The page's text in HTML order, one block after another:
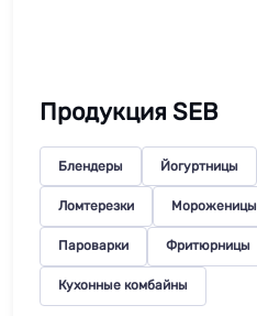
Продукция SEB
Блендеры Йогуртницы
Ломтерезки Мороженицы
Пароварки Фритюрницы
Кухонные комбайны